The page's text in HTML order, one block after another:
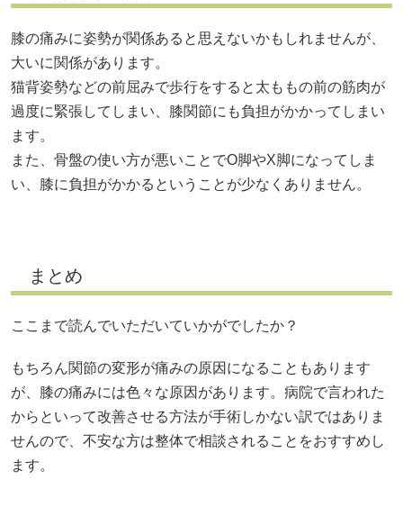
膝の痛みに姿勢が関係あると思えないかもしれませんが、
大いに関係があります。
猫背姿勢などの前屈みで歩行をすると太ももの前の筋肉が
過度に緊張してしまい、膝関節にも負担がかかってしまい
ます。
また、骨盤の使い方が悪いことでO脚やX脚になってしま
い、膝に負担がかかるということが少なくありません。
まとめ
ここまで読んでいただいていかがでしたか？
もちろん関節の変形が痛みの原因になることもあります
が、膝の痛みには色々な原因があります。病院で言われた
からといって改善させる方法が手術しかない訳ではありま
せんので、不安な方は整体で相談されることをおすすめし
ます。